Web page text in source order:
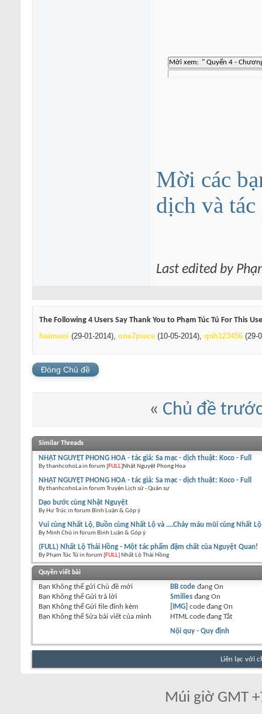
Mời các
dịch và
Last edited by
The Following 4 Users Say Thank You to Phạm Túc Tú For This
haimuoi (29-01-2014), one7piece (10-05-2014), qnh123456 (29-
Đóng Chủ đề
« Chủ đề
Similar Threads
NHẬT NGUYỆT PHONG HOA - tác giả: Sa mạc - dịch thuật: Koco - Full
By thanhcohoLa in forum [FULL]Nhật Nguyệt Phong Hoa
NHẬT NGUYỆT PHONG HOA - tác giả: Sa mạc - dịch thuật: Koco - Full
By thanhcohoLa in forum Truyện Lịch sử - Quân sự
Dạo bước cùng Nhật Nguyệt
By Hư Trúc in forum Bình Luận & Góp ý
Vui cùng Nhất Lộ, Buồn cùng Nhất Lộ và ....Chảy máu mũi cùng Nhất
By Minh Chủ in forum Bình Luận & Góp ý
(FULL) Nhất Lộ Thải Hồng - Một tác phẩm đậm chất của Nguyệt Quan!
By Phạm Túc Tú in forum [FULL] Nhất Lộ Thải Hồng
Quyền viết bài
Bạn Không thể gửi Chủ đề mới
Bạn Không thể Gửi trả lời
Bạn Không thể Gửi file đính kèm
Bạn Không thể Sửa bài viết của mình
BB code đang On
Smiliesđang On
[IMG] code đang On
HTML code đang Tắt
Nội quy - Quy định
Liên lạc với
Múi giờ GMT